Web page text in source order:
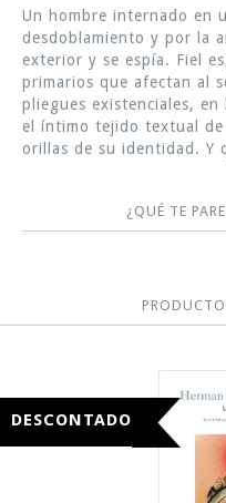
Un hombre internado en
desdoblamiento y por la
exterior y se espía. Fiel
primarios que afectan al
pliegues existenciales,
el íntimo tejido textual
orillas de su identidad. Y
¿QUÉ TE
DESCONTADO